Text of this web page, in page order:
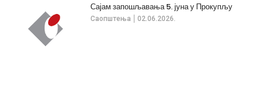
Саопштења 02.06.2026.
Сајам запошљавања 5. јуна у Прокупљу